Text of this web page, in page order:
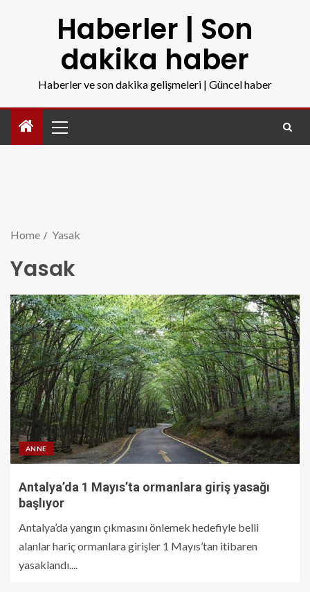
Haberler | Son
dakika haber
Haberler ve son dakika gelişmeleri | Güncel haber
Home Yasak
Yasak
ANNE
Antalya’da 1 Mayıs’ta ormanlara giriş yasağı
başlıyor
Antalya’da yangın çıkmasını önlemek hedefiyle belli
alanlar hariç ormanlara girişler 1 Mayıs’tan itibaren
yasaklandı....